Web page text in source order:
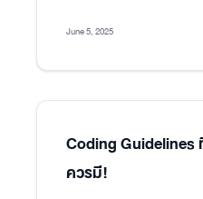
June 5, 2025
Coding Guidelines
ควรมี!